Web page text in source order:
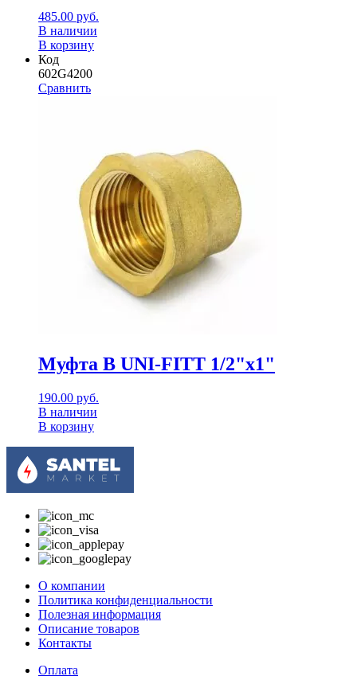
485.00 руб.
В наличии
В корзину
Код
602G4200
Сравнить
Муфта В UNI-FITT 1/2"x1"
190.00 руб.
В наличии
В корзину
О компании
Политика конфиденциальности
Полезная информация
Описание товаров
Контакты
Оплата